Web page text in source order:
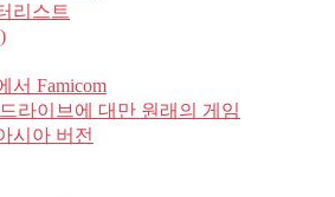
리스트
서 Famicom
라이브에 대만 원래의 게임
시아 버전